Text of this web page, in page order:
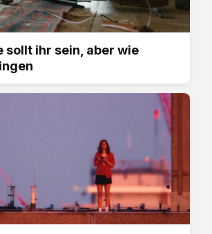
sollt ihr sein, aber wie